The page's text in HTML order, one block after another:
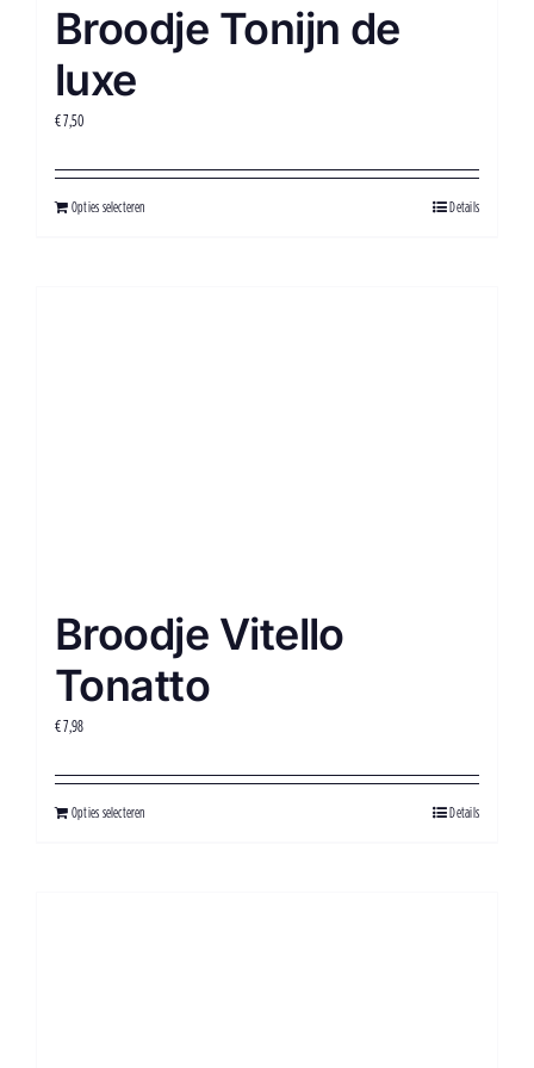
Broodje Tonijn de
luxe
€7,50
Opties selecteren Details
Broodje Vitello
Tonatto
€7,98
Opties selecteren Details